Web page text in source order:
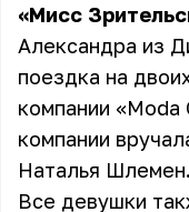
«Мисс
Александра из
поездка на
компании
компании
Наталья Шлемен.
Все девушки